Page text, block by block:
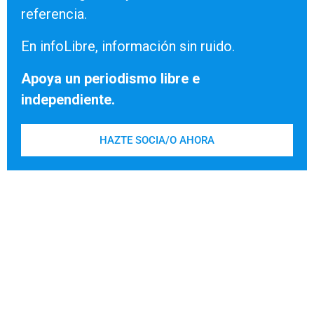
referencia.
En infoLibre, información sin ruido.
Apoya un periodismo libre e
independiente.
HAZTE SOCIA/O AHORA